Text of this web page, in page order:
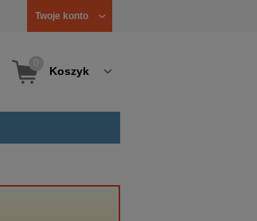
Twoje konto
Koszyk